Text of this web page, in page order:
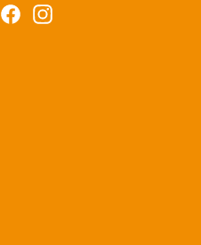
FacebookInstagram